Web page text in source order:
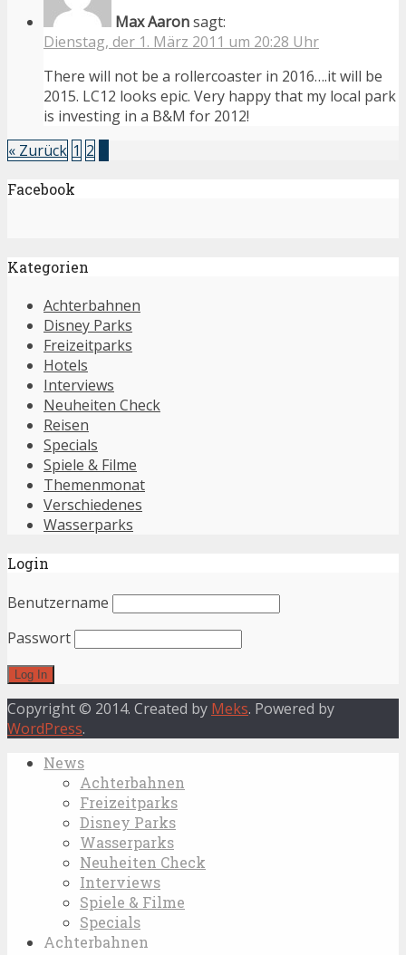
Max Aaronsagt:
Dienstag, der 1. März 2011 um 20:28 Uhr
There will not be a rollercoaster in 2016….it will be
2015. LC12 looks epic. Very happy that my local park
is investing in a B&M for 2012!
« Zurück 1 2
Facebook
Kategorien
Achterbahnen
Disney Parks
Freizeitparks
Hotels
Interviews
Neuheiten Check
Reisen
Specials
Spiele & Filme
Themenmonat
Verschiedenes
Wasserparks
Login
Benutzername
Passwort
Copyright © 2014. Created by Meks. Powered by
WordPress.
News
Achterbahnen
Freizeitparks
Disney Parks
Wasserparks
Neuheiten Check
Interviews
Spiele & Filme
Specials
Achterbahnen